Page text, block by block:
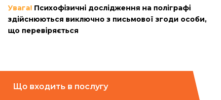
Увага! Психофізичні дослідження на поліграфі
здійснюються виключно з письмової згоди особи,
що перевіряється
Що входить в послугу